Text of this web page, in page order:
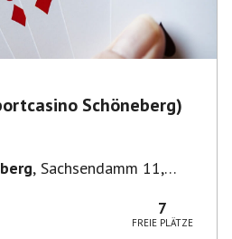
Schöneberg)
, Sachsendamm 11,
7
FREIE PLÄTZE